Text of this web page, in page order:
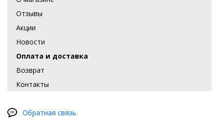
Отзывы
Акции
Новости
Оплата и доставка
Возврат
Контакты
Обратная связь